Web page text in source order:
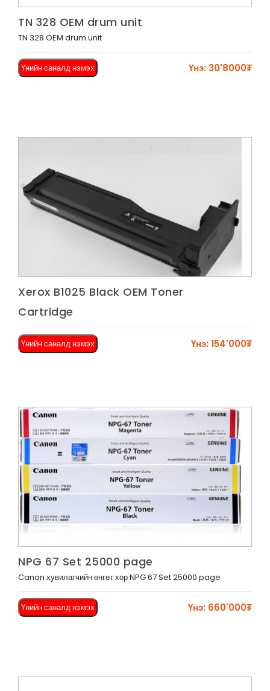
Харах
TN 328 OEM drum unit
TN 328 OEM drum unit
Үнийн саналд нэмэх Үнэ: 30'8000₮
Харах
Xerox B1025 Black OEM Toner
Cartridge
Үнийн саналд нэмэх Үнэ: 154'000₮
Харах
NPG 67 Set 25000 page
Canon хувилагчийн өнгөт хор NPG 67 Set 25000 page
Үнийн саналд нэмэх Үнэ: 660'000₮